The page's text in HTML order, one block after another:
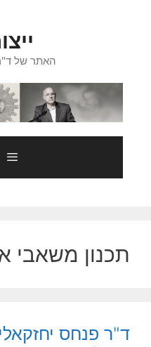
האתר של
תכנון משאבי
ד"ר פנחס